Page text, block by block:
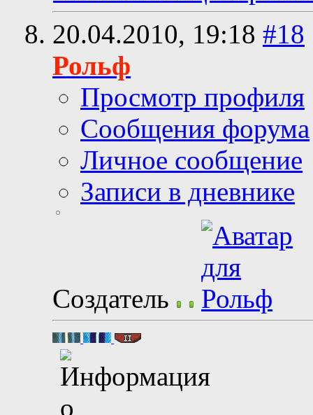
20.04.2010, 19:18 #18
Рольф
Просмотр профиля
Сообщения форума
Личное сообщение
Записи в дневнике
Создатель